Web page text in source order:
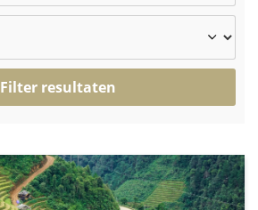
Filter resultaten